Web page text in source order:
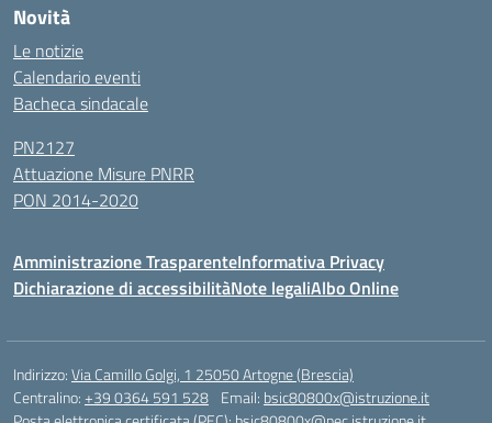
Novità
Le notizie
Calendario eventi
Bacheca sindacale
PN2127
Attuazione Misure PNRR
PON 2014-2020
Amministrazione TrasparenteInformativa Privacy
Dichiarazione di accessibilitàNote legaliAlbo Online
Indirizzo:Via Camillo Golgi, 1 25050 Artogne (Brescia)
Centralino:+39 0364 591 528 Email: bsic80800x@istruzione.it